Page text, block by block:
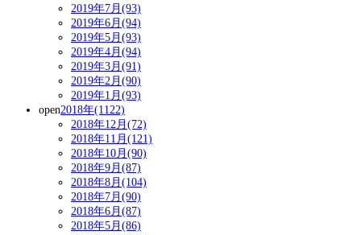
2019年7月(93)
2019年6月(94)
2019年5月(93)
2019年4月(94)
2019年3月(91)
2019年2月(90)
2019年1月(93)
open2018年(1122)
2018年12月(72)
2018年11月(121)
2018年10月(90)
2018年9月(87)
2018年8月(104)
2018年7月(90)
2018年6月(87)
2018年5月(86)